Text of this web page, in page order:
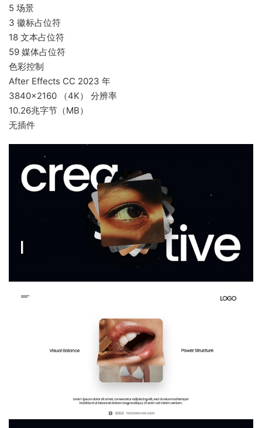
5 场景
3 徽标占位符
18 文本占位符
59 媒体占位符
色彩控制
After Effects CC 2023 年
3840×2160 （4K） 分辨率
10.26兆字节（MB）
无插件